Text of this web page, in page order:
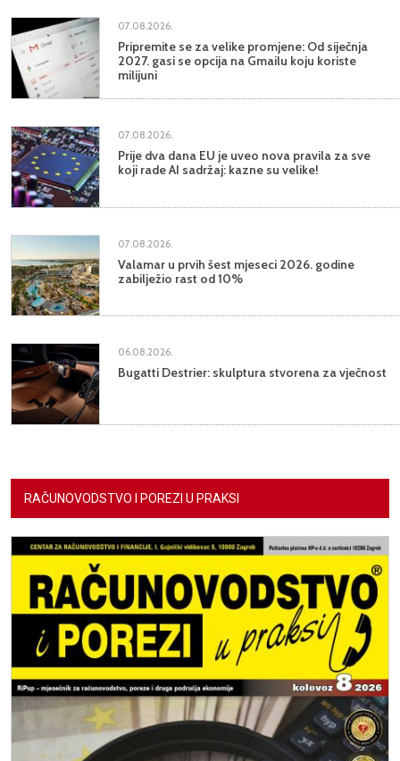
07.08.2026.
Pripremite se za velike promjene: Od siječnja
2027. gasi se opcija na Gmailu koju koriste
milijuni
07.08.2026.
Prije dva dana EU je uveo nova pravila za sve
koji rade AI sadržaj: kazne su velike!
07.08.2026.
Valamar u prvih šest mjeseci 2026. godine
zabilježio rast od 10%
06.08.2026.
Bugatti Destrier: skulptura stvorena za vječnost
RAČUNOVODSTVO I POREZI U PRAKSI